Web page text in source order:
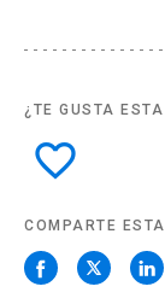
¿TE GUSTA
favorite_border
COMPARTE